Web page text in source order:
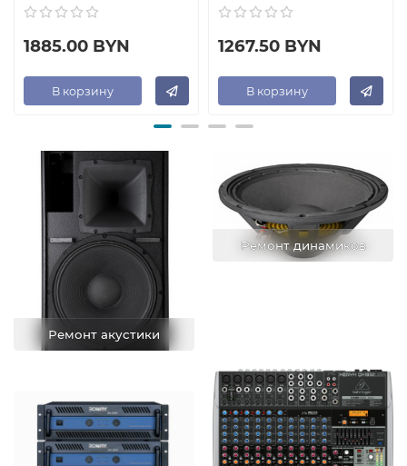
1885.00 BYN
В корзину
1267.50 BYN
В корзину
Ремонт акустики
Ремонт динамиков